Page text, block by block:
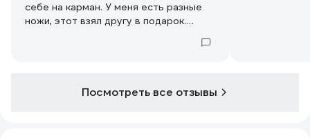
себе на карман. У меня есть разные
ножи, этот взял другу в подарок.
Посмотреть все отзывы